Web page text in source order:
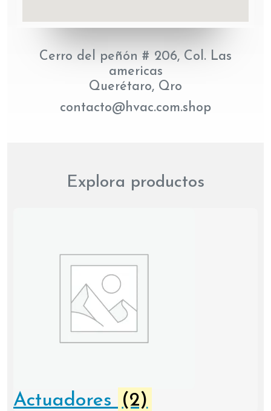
Cerro del peñón # 206, Col. Las
americas
Querétaro, Qro
contacto@hvac.com.shop
Explora productos
Actuadores (2)